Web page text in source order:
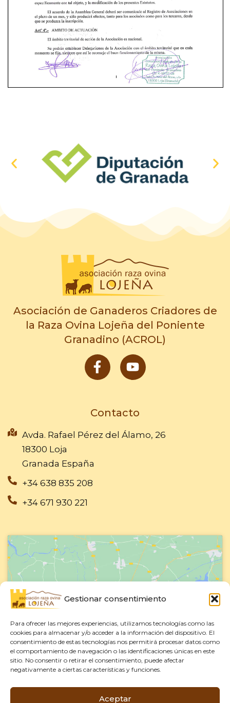
Gestionar consentimiento
Para ofrecer las mejores experiencias, utilizamos tecnologías como las
cookies para almacenar y/o acceder a la información del dispositivo. El
consentimiento de estas tecnologías nos permitirá procesar datos como
el comportamiento de navegación o las identificaciones únicas en este
sitio. No consentir o retirar el consentimiento, puede afectar
negativamente a ciertas características y funciones.
Aceptar
Asociación de Ganaderos Criadores de
la Raza Ovina Lojeña del Poniente
Granadino (ACROL)
F
a
b
o
Y
o
u
e
Contacto
Avda. Rafael Pérez del Álamo, 26
18300 Loja
Granada España
+34 638 835 208
+34 671 930 221
Haz clic para aceptar cookies de